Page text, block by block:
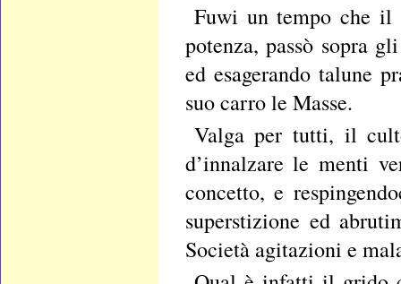
Fuwi un tempo che il
potenza, passò sopra
ed esagerando talune
suo carro le Masse.
Valga per tutti, il
d’innalzare le menti
concetto, e
superstizione ed
Società agitazioni e